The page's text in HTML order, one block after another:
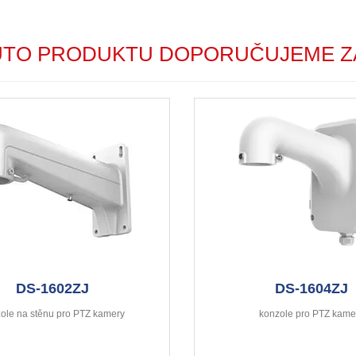
PRODUKTU DOPORUČUJEME
DS-1602ZJ
na stěnu pro PTZ kamery
DS-1604ZJ
konzole pro PTZ